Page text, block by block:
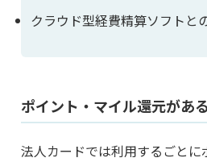
クラウド型経費精算ソフトと
ポイント・マイル還元があ
法人カードでは利用するごと